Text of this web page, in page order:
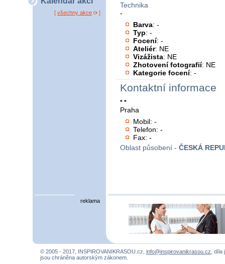
[ všechny akce ]
Technika
-
Barva: -
Typ: -
Focení: -
Ateliér: NE
Vizážista: NE
Zhotovení fotografií: NE
Kategorie focení: -
Kontaktní informace
* *
Praha
Mobil: -
Telefon: -
Fax: -
Oblast působení - ČESKÁ
reklama
© 2005 - 2017, INSPIROVANIKRASOU.cz, info@inspirovanikrasou.cz ,
jsou chráněna autorským zákonem.